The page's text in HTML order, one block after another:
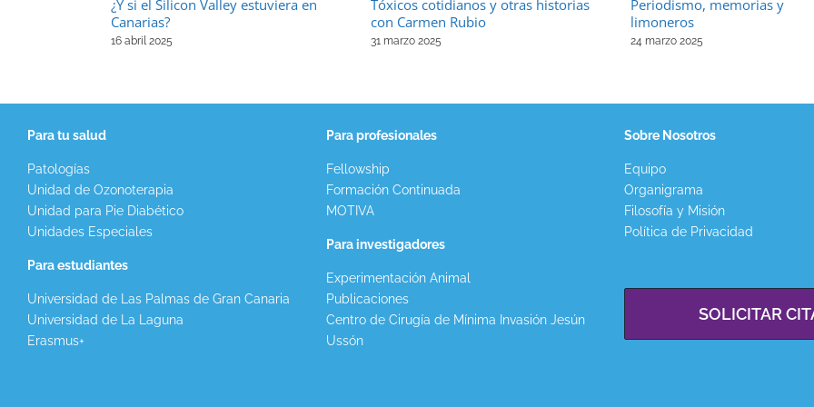
¿Y si el Silicon Valley estuviera en
Canarias?
16 abril 2025
Tóxicos cotidianos y otras historias
con Carmen Rubio
31 marzo 2025
Periodismo, memorias y
limoneros
24 marzo 2025
Para tu salud
Patologías
Unidad de Ozonoterapia
Unidad para Pie Diabético
Unidades Especiales
Para estudiantes
Universidad de Las Palmas de Gran Canaria
Universidad de La Laguna
Erasmus+
Para profesionales
Fellowship
Formación Continuada
MOTIVA
Para investigadores
Experimentación Animal
Publicaciones
Centro de Cirugía de Mínima Invasión Jesún
Ussón
Sobre Nosotros
Equipo
Organigrama
Filosofía y Misión
Política de Privacidad
SOLICITAR